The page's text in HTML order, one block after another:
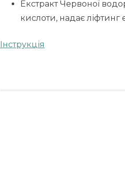
Екстракт Червоної
кислоти, надає
Інструкція